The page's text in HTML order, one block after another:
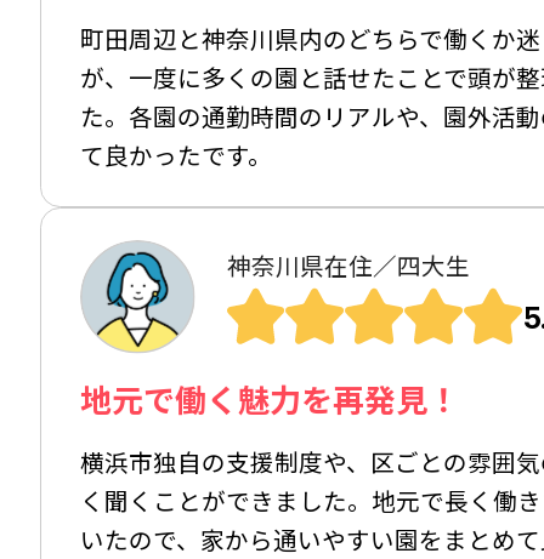
町田周辺と神奈川県内のどちらで働くか
が、一度に多くの園と話せたことで頭が
た。各園の通勤時間のリアルや、園外活
て良かったです。
神奈川県在住／四大生
地元で働く魅力を再発見！
横浜市独自の支援制度や、区ごとの雰囲
く聞くことができました。地元で長く働
いたので、家から通いやすい園をまとめ